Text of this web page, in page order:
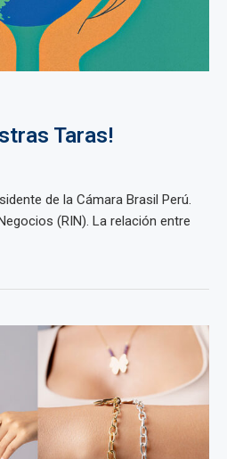
Taras!
de la Cámara Brasil Perú.
(RIN). La relación entre